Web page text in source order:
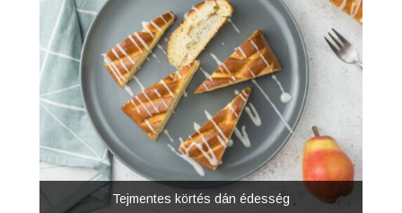
Tejmentes körtés dán édesség